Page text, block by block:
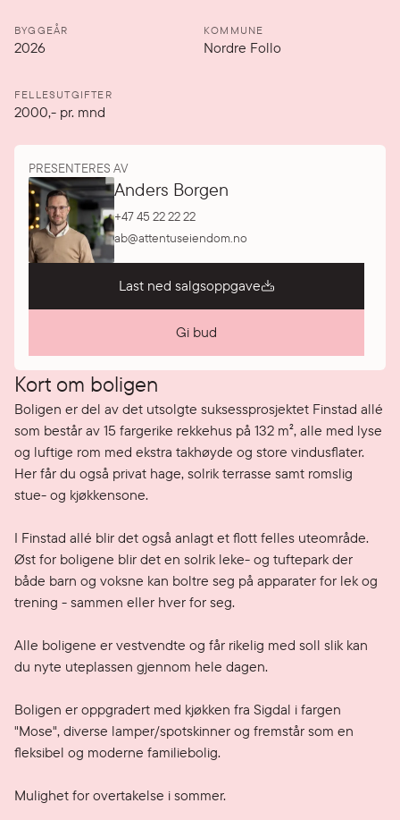
BYGGEÅR
2026
KOMMUNE
Nordre Follo
FELLESUTGIFTER
2000,- pr. mnd
PRESENTERES AV
Anders Borgen
+47 45 22 22 22
ab@attentuseiendom.no
Last ned salgsoppgave
Gi bud
Kort om boligen
Boligen er del av det utsolgte suksessprosjektet Finstad allé
som består av 15 fargerike rekkehus på 132 m², alle med lyse
og luftige rom med ekstra takhøyde og store vindusflater.
Her får du også privat hage, solrik terrasse samt romslig
stue- og kjøkkensone.
I Finstad allé blir det også anlagt et flott felles uteområde.
Øst for boligene blir det en solrik leke- og tuftepark der
både barn og voksne kan boltre seg på apparater for lek og
trening - sammen eller hver for seg.
Alle boligene er vestvendte og får rikelig med soll slik kan
du nyte uteplassen gjennom hele dagen.
Boligen er oppgradert med kjøkken fra Sigdal i fargen
"Mose", diverse lamper/spotskinner og fremstår som en
fleksibel og moderne familiebolig.
Mulighet for overtakelse i sommer.